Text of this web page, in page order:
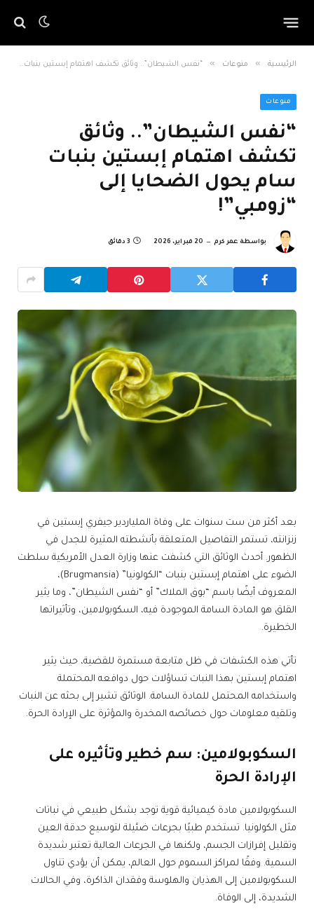
الرئيسية » منوعات » “نفس الشيطان”.. وثائق تكشف اهتمام إبستين بنبات سام يحول الضحايا إلى “زومبي”!
منوعات
“نفس الشيطان”.. وثائق
تكشف اهتمام إبستين بنبات
سام يحول الضحايا إلى
“زومبي”!
بواسطة عمر كرم 20 فبراير، 2026 3 دقائق
بعد أكثر من ست سنوات على وفاة الملياردير جيفري إبستين في
زنزانته، تستمر التفاصيل المتعلقة بأنشطته المثيرة للجدل في
الظهور. أحدث الوثائق التي كشفت عنها وزارة العدل الأمريكية سلطت
الضوء على اهتمام إبستين بنبات “الكولونيا” (Brugmansia)،
المعروف أيضًا باسم “بوق الملاك” أو “نفس الشيطان”، وما يثير
القلق هو المادة السامة الموجودة فيه، السكوبولامين، وتأثيراتها
الخطيرة.
تأتي هذه الكشفات في ظل متابعة مستمرة للقضية، حيث يثير
اهتمام إبستين بهذا النبات تساؤلات حول دوافعه المحتملة
واستخدامه المحتمل للمادة السامة. الوثائق تشير إلى بحثه عن النبات
وتلقيه معلومات حول خصائصه المخدرة والمؤثرة على الإرادة الحرة.
السكوبولامين: سم خطير وتأثيره على
الإرادة الحرة
السكوبولامين مادة كيميائية قوية توجد بشكل طبيعي في نباتات
مثل الكولونيا. تستخدم طبيًا بجرعات ضئيلة لتوسيع حدقة العين
وتقليل إفرازات الجسم، ولكنها في الجرعات العالية تعتبر شديدة
السمية. وفقًا لمراكز السموم حول العالم، يمكن أن يؤدي تناول
السكوبولامين إلى الهذيان والهلوسة وفقدان الذاكرة، وفي الحالات
الشديدة، إلى الوفاة.